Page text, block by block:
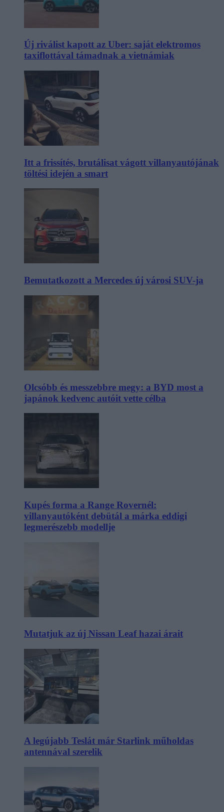
Új riválist kapott az Uber: saját elektromos
taxiflottával támadnak a vietnámiak
Itt a frissítés, brutálisat vágott villanyautójának
töltési idején a smart
Bemutatkozott a Mercedes új városi SUV-ja
Olcsóbb és messzebbre megy: a BYD most a
japánok kedvenc autóit vette célba
Kupés forma a Range Rovernél:
villanyautóként debütál a márka eddigi
legmerészebb modellje
Mutatjuk az új Nissan Leaf hazai árait
A legújabb Teslát már Starlink műholdas
antennával szerelik